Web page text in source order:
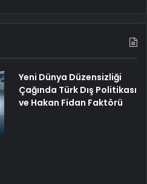
Yeni Dünya Düzensizliği
Çağında Türk Dış Politikası
ve Hakan Fidan Faktörü